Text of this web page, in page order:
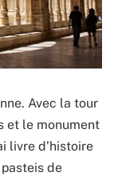
Avec la tour
et le monument
livre d’histoire
de